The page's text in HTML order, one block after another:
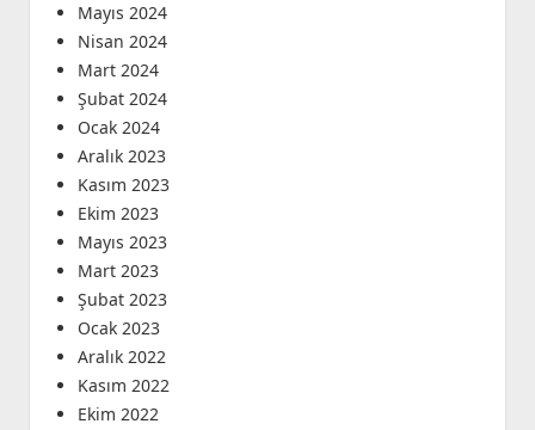
Mayıs 2024
Nisan 2024
Mart 2024
Şubat 2024
Ocak 2024
Aralık 2023
Kasım 2023
Ekim 2023
Mayıs 2023
Mart 2023
Şubat 2023
Ocak 2023
Aralık 2022
Kasım 2022
Ekim 2022